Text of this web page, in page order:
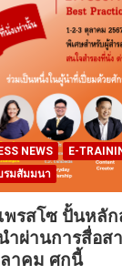
NEWS E-
รมสัมมนา
พรสโซ ปั้นหลั
ำผ่านการสื่อ
าคม ศกนี้